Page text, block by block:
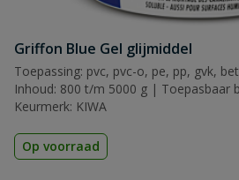
Griffon Blue Gel glijmiddel
Toepassing: pvc, pvc-o, pe, pp, gvk,
Inhoud: 800 t/m 5000 g | Toepasbaar
Keurmerk: KIWA
Op voorraad